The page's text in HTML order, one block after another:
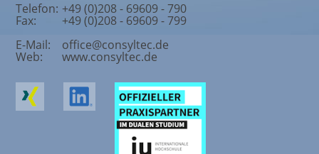
Telefon: +49 (0)208 - 69609 - 790
Fax:
+49 (0)208 - 69609 - 799
E-Mail:
office@consyltec.de
Web: www.consyltec.de